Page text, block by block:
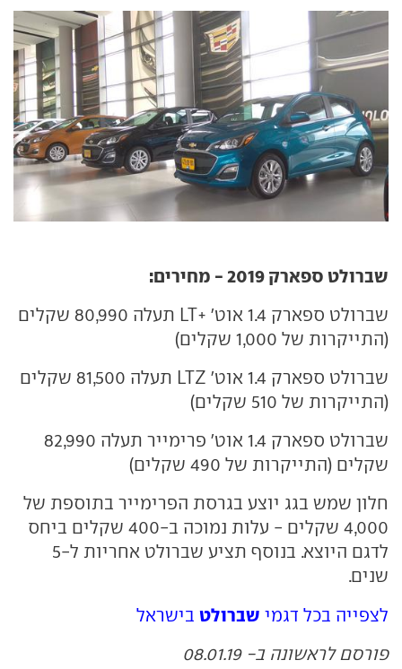
שברולט ספארק 2019 - מחירים:
שברולט ספארק 1.4 אוט' +LT תעלה 80,990 שקלים
(התייקרות של 1,000 שקלים)
שברולט ספארק 1.4 אוט' LTZ תעלה 81,500 שקלים
(התייקרות של 510 שקלים)
שברולט ספארק 1.4 אוט' פרימייר תעלה 82,990
שקלים (התייקרות של 490 שקלים)
חלון שמש בגג יוצע בגרסת הפרימייר בתוספת של
4,000 שקלים - עלות נמוכה ב-400 שקלים ביחס
לדגם היוצא. בנוסף תציע שברולט אחריות ל-5
שנים.
לצפייה בכל דגמי שברולט בישראל
פורסם לראשונה ב- 08.01.19